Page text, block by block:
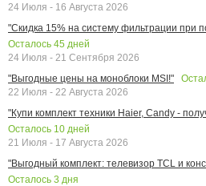
24 Июля - 16 Августа 2026
"Скидка 15% на систему фильтрации при
Осталось 45 дней
24 Июля - 21 Сентября 2026
"Выгодные цены на моноблоки MSI!"
22 Июля - 22 Августа 2026
"Купи комплект техники Haier, Candy -
Осталось 10 дней
21 Июля - 17 Августа 2026
"Выгодный комплект: телевизор TCL и
Осталось 3 дня